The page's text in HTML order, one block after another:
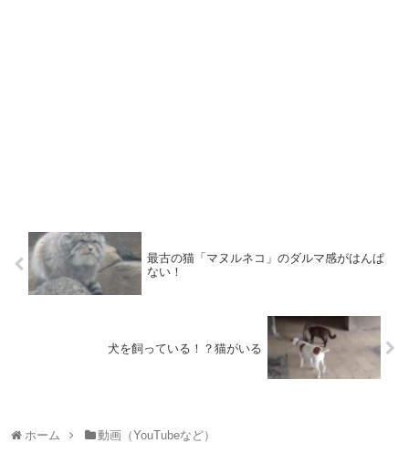
最古の猫「マヌルネコ」のダルマ感がはんぱ
ない！
犬を飼っている！？猫がいる
ホーム 動画（YouTubeなど）